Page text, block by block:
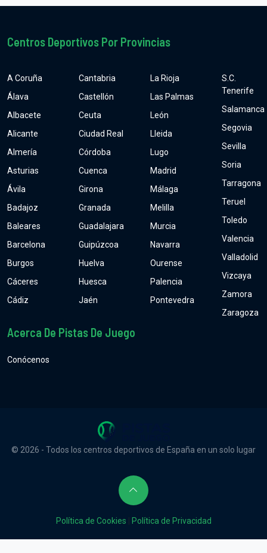
Centros Deportivos Por Provincias
A Coruña
Álava
Albacete
Alicante
Almería
Asturias
Ávila
Badajoz
Baleares
Barcelona
Burgos
Cáceres
Cádiz
Cantabria
Castellón
Ceuta
Ciudad Real
Córdoba
Cuenca
Girona
Granada
Guadalajara
Guipúzcoa
Huelva
Huesca
Jaén
La Rioja
Las Palmas
León
Lleida
Lugo
Madrid
Málaga
Melilla
Murcia
Navarra
Ourense
Palencia
Pontevedra
S.C.
Tenerife
Salamanca
Segovia
Sevilla
Soria
Tarragona
Teruel
Toledo
Valencia
Valladolid
Vizcaya
Zamora
Zaragoza
Acerca De Pistas De Juego
Conócenos
© 2026 - Todos los centros deportivos de España en un solo lugar
Política de Cookies Política de Privacidad